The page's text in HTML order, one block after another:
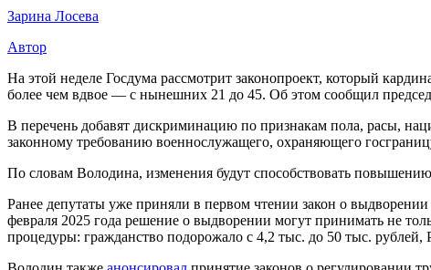
Зарина Лосева
Автор
На этой неделе Госдума рассмотрит законопроект, который
более чем вдвое — с нынешних 21 до 45. Об этом сообщил
В перечень добавят дискриминацию по признакам пола, расы,
законному требованию военнослужащего, охраняющего
По словам Володина, изменения будут способствовать
Ранее депутаты уже приняли в первом чтении закон о
февраля 2025 года решение о выдворении могут принимать не
процедуры: гражданство подорожало с 4,2 тыс. до 50 тыс.